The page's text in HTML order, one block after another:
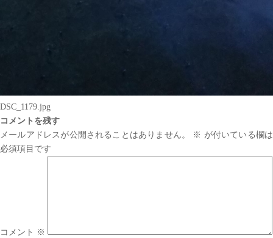
DSC_1179.jpg
コメントを残す
メールアドレスが公開されることはありません。
※ が付いている欄は
必須項目です
コメント ※